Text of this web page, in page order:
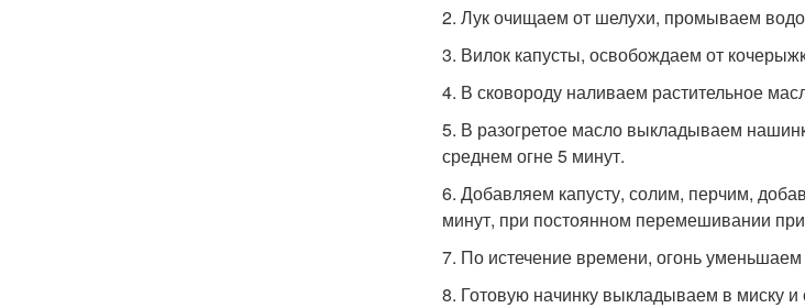
2. Лук очищаем от шелухи, промываем
3. Вилок капусты, освобождаем от
4. В сковороду наливаем растительное
5. В разогретое масло выкладываем
среднем огне 5 минут.
6. Добавляем капусту, солим, перчим,
минут, при постоянном перемешивании
7. По истечение времени, огонь уменьшаем
8. Готовую начинку выкладываем в миску и